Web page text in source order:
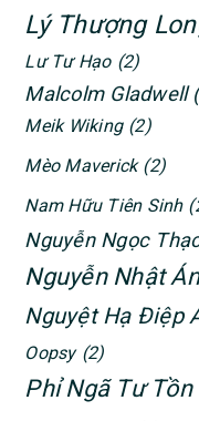
Lý Thượng
Lư Tư Hạo (2)
Malcolm Gladwell
Meik Wiking (2)
Mèo Maverick (2)
Nam Hữu Tiên Sinh
Nguyễn Ngọc
Nguyễn Nhật
Nguyệt Hạ Điệp
Oopsy (2)
Phỉ Ngã Tư Tồn